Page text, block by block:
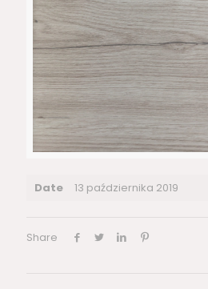
Date 13 października 2019
Share